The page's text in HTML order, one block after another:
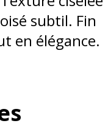
subtil. Fin
en élégance.